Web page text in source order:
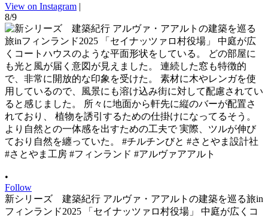
View on Instagram |
8/9
•
Follow
新シリーズ 建築紀行 アルヴァ・アアルトの建築を巡る旅in
フィンランド2025 「セイナッツァロ村役場」 中庭が広くコ